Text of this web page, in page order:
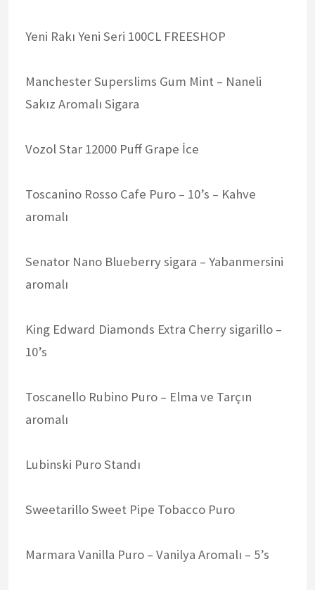
Yeni Rakı Yeni Seri 100CL FREESHOP
Manchester Superslims Gum Mint – Naneli
Sakız Aromalı Sigara
Vozol Star 12000 Puff Grape İce
Toscanino Rosso Cafe Puro – 10’s – Kahve
aromalı
Senator Nano Blueberry sigara – Yabanmersini
aromalı
King Edward Diamonds Extra Cherry sigarillo –
10’s
Toscanello Rubino Puro – Elma ve Tarçın
aromalı
Lubinski Puro Standı
Sweetarillo Sweet Pipe Tobacco Puro
Marmara Vanilla Puro – Vanilya Aromalı – 5’s